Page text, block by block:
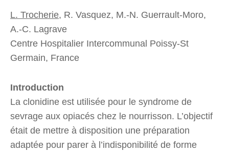
L. Trocherie, R. Vasquez, M.-N. Guerrault-Moro,
A.-C. Lagrave
Centre Hospitalier Intercommunal Poissy-St
Germain, France
Introduction
La clonidine est utilisée pour le syndrome de
sevrage aux opiacés chez le nourrisson. L’objectif
était de mettre à disposition une préparation
adaptée pour parer à l’indisponibilité de forme